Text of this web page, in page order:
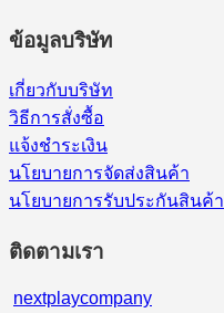
ข้อมูลบริษัท
เกี่ยวกับบริษัท
วิธีการสั่งซื้อ
แจ้งชำระเงิน
นโยบายการจัดส่งสินค้า
นโยบายการรับประกันสินค้า
ติดตามเรา
nextplaycompany